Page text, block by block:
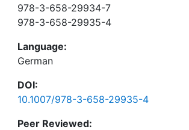
978-3-658-29934-7
978-3-658-29935-4
Language:
German
DOI:
10.1007/978-3-658-29935-4
Peer Reviewed: